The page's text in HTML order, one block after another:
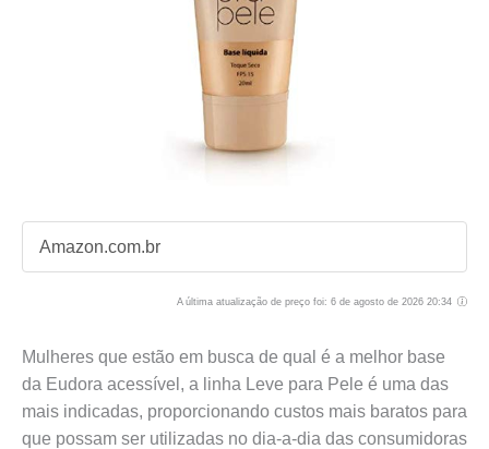
Amazon.com.br
A última atualização de preço foi: 6 de agosto de 2026 20:34
Mulheres que estão em busca de qual é a melhor base
da Eudora acessível, a linha Leve para Pele é uma das
mais indicadas, proporcionando custos mais baratos para
que possam ser utilizadas no dia-a-dia das consumidoras